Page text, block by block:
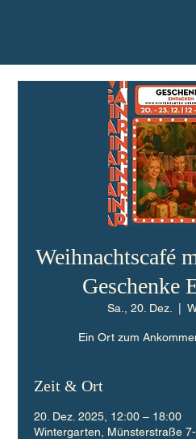
Weihnachtscafé
Geschenke
Sa., 20. Dez.
Ein Ort zum
Zeit & Ort
20. Dez. 2025, 12:00 – 18:00
Wintergarten, Münsterstraße